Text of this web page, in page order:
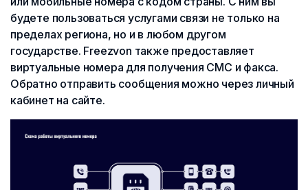
будете пользоваться услугами связи не только на
пределах региона, но и в любом другом
государстве. Freezvon также предоставляет
виртуальные номера для получения СМС и факса.
Обратно отправить сообщения можно через личный
кабинет на сайте.